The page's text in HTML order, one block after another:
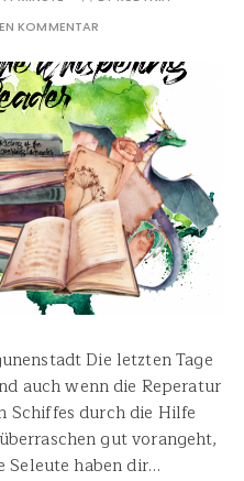
KOMMENTAR
Die letzten Tage
auch wenn die Reperatur
Schiffes durch die Hilfe
gut vorangeht,
Seleute haben dir…